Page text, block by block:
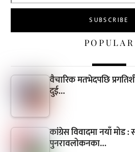
POPULAR
वैचारिक मतभेदपछि
दुई…
कांग्रेस विवादमा नयाँ मोड :
पुनरावलोकनका…